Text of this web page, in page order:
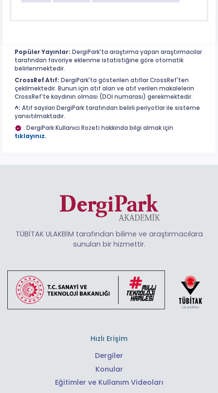
Popüler Yayınlar: DergiPark'ta araştırma yapan araştırmacılar
tarafından favoriye eklenme istatistiğine göre otomatik
belirlenmektedir.
CrossRef Atıf: DergiPark'ta gösterilen atıflar CrossRef'ten
çekilmektedir. Bunun için atıf alan ve atıf verilen makalelerin
CrossRef'te kaydının olması (DOI numarası) gerekmektedir.
^: Atıf sayıları DergiPark tarafından belirli periyotlar ile sisteme
yansıtılmaktadır.
: DergiPark Kullanıcı Rozeti hakkında bilgi almak için
tıklayınız.
TÜBİTAK ULAKBİM tarafından bilime ve araştırmacılara
sunulan bir hizmettir.
Hızlı Erişim
Dergiler
Konular
Eğitimler ve Kullanım Videoları